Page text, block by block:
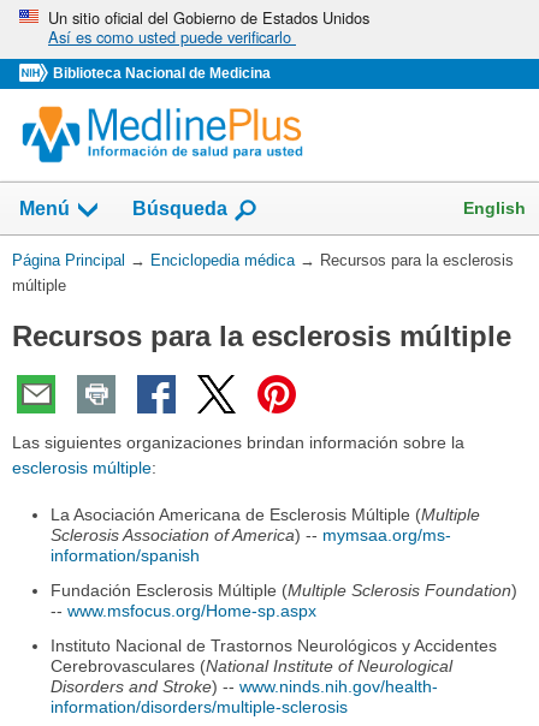
Omita
vaya
al
Contenido
Un sitio oficial del Gobierno de Estados Unidos
Así es como usted puede verificarlo
Biblioteca Nacional de Medicina
Menú Búsqueda English
Usted
está
Página Principal → Enciclopedia médica → Recursos para la esclerosis
múltiple
Recursos para la esclerosis múltiple
Las siguientes organizaciones brindan información sobre la
esclerosis múltiple:
La Asociación Americana de Esclerosis Múltiple (Multiple
Sclerosis Association of America) -- mymsaa.org/ms-
information/spanish
Fundación Esclerosis Múltiple (Multiple Sclerosis Foundation)
--www.msfocus.org/Home-sp.aspx
Instituto Nacional de Trastornos Neurológicos y Accidentes
Cerebrovasculares (National Institute of Neurological
Disorders and Stroke) --www.ninds.nih.gov/health-
information/disorders/multiple-sclerosis